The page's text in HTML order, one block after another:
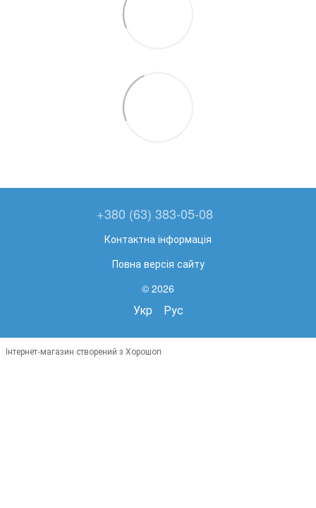
+380 (63) 383-05-08
Контактна інформація
Повна версія сайту
© 2026
Укр Рус
Інтернет-магазин створений з Хорошоп